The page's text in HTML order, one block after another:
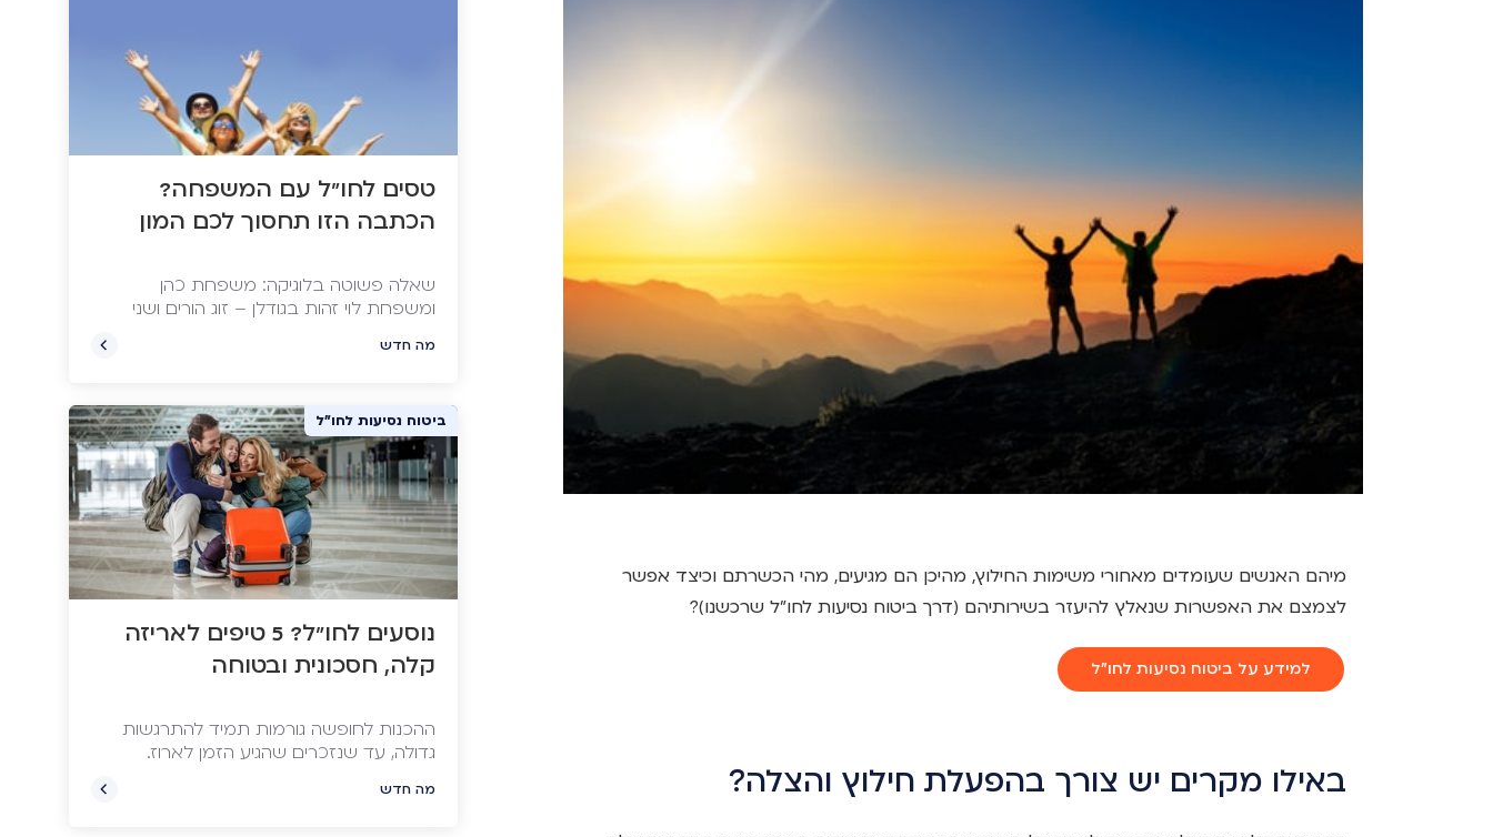
מיהם האנשים שעומדים מאחורי משימות החילוץ, מהיכן הם מגיעים, מהי הכשרתם וכיצד אפשר
לצמצם את האפשרות שנאלץ להיעזר בשירותיהם (דרך ביטוח נסיעות לחו"ל שרכשנו)?
למידע על ביטוח נסיעות לחו"ל
באילו מקרים יש צורך בהפעלת חילוץ והצלה?
טסים לחו"ל עם המשפחה?
הכתבה הזו תחסוך לכם המון
שאלה פשוטה בלוגיקה: משפחת כהן
ומשפחת לוי זהות בגודלן – זוג הורים ושני
שתי המשפחות נסעו לאותה חופשה זהה,
משפחת כהן שילמה ב-30% יותר עבור
החופשה. איך זה קרה? בכתבה שלפניכם
ננסה להפוך אתכם לחכמים ואחראיים כמו
משפחת לוי ולהמנע מהוצאות מיותרות
שיכולות להגיע גם לאלפי שקלים.
מה חדש
ביטוח נסיעות לחו"ל
נוסעים לחו"ל? 5 טיפים לאריזה
קלה, חסכונית ובטוחה
ההכנות לחופשה גורמות תמיד להתרגשות
מה חדש